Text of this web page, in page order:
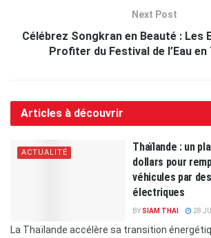
Next Post
Célébrez Songkran en Beauté : Les
Profiter du Festival de l’Eau en
Articles à découvrir
ACTUALITÉ
Thaïlande : un
dollars pour
véhicules par
électriques
BYSIAM THAI 28
La Thaïlande accélère sa transition